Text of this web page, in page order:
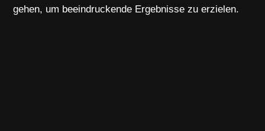
gehen, um beeindruckende Ergebnisse zu erzielen.